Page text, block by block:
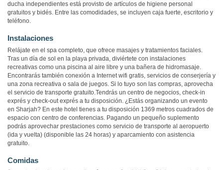
ducha independientes está provisto de artículos de higiene personal
gratuitos y bidés. Entre las comodidades, se incluyen caja fuerte, escritorio y
teléfono.
Instalaciones
Relájate en el spa completo, que ofrece masajes y tratamientos faciales.
Tras un día de sol en la playa privada, diviértete con instalaciones
recreativas como una piscina al aire libre y una bañera de hidromasaje.
Encontrarás también conexión a Internet wifi gratis, servicios de conserjería y
una zona recreativa o sala de juegos. Si lo tuyo son las compras, aprovecha
el servicio de transporte gratuito.Tendrás un centro de negocios, check-in
exprés y check-out exprés a tu disposición. ¿Estás organizando un evento
en Sharjah? En este hotel tienes a tu disposición 1369 metros cuadrados de
espacio con centro de conferencias. Pagando un pequeño suplemento
podrás aprovechar prestaciones como servicio de transporte al aeropuerto
(ida y vuelta) (disponible las 24 horas) y aparcamiento con asistencia
gratuito.
Comidas